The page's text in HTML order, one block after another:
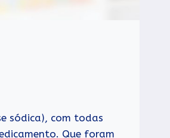
sódica), com todas
Que foram